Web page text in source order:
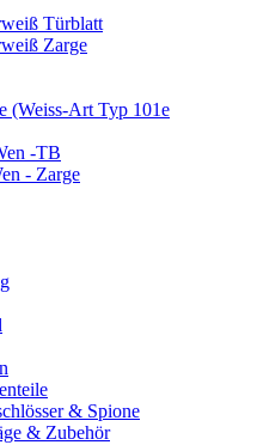
Türblatt
Zarge
(Weiss-Art Typ 101e
-TB
- Zarge
& Spione
& Zubehör